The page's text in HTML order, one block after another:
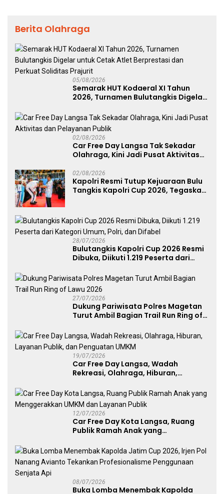
Berita Olahraga
05/08/2026
Semarak HUT Kodaeral XI Tahun
2026, Turnamen Bulutangkis Digelar
Perkuat Soliditas Prajurit
02/08/2026
Car Free Day Langsa Tak Sekadar
Olahraga, Kini Jadi Pusat Aktivitas
02/08/2026
Kapolri Resmi Tutup Kejuaraan Bulu
Tangkis Kapolri Cup 2026, Tegaskan
28/07/2026
Bulutangkis Kapolri Cup 2026 Resmi
Dibuka, Diikuti 1.219 Peserta dari
27/07/2026
Dukung Pariwisata Polres Magetan
Turut Ambil Bagian Trail Run Ring of
19/07/2026
Car Free Day Langsa, Wadah
Rekreasi, Olahraga, Hiburan,
UMKM
12/07/2026
Car Free Day Kota Langsa, Ruang
Publik Ramah Anak yang
Publik
08/07/2026
Buka Lomba Menembak Kapolda